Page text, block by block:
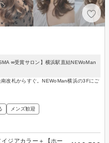
∞受賞サロン】横浜駅直結NEWoMan
改札からすぐ。NEWoMan横浜の3Fにご
メンズ歓迎
ジアカラー＋【ホー